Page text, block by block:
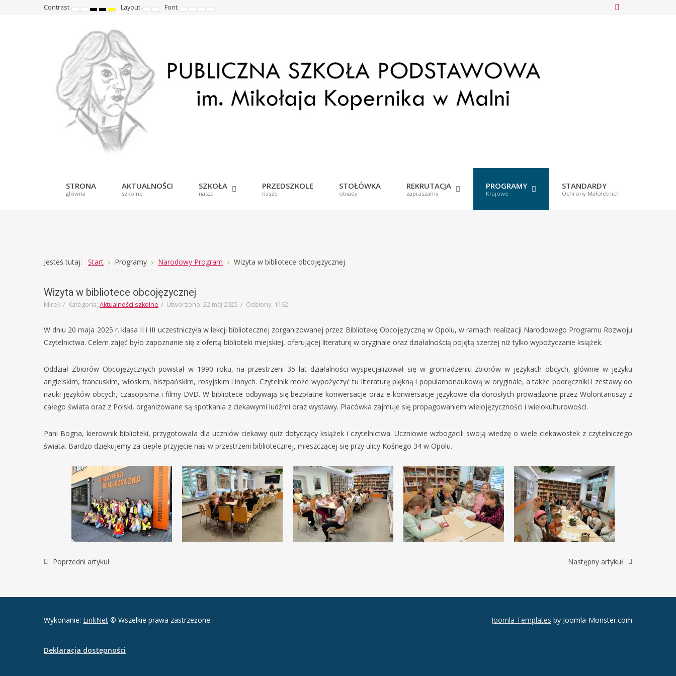
Contrast
Default
NightHigh
white
mode
High
yellow
mode
High
black
mode
Layout
FixedWide
Font
SetSetMake
Set
STRONA
główna
AKTUALNOŚCI
szkolne
SZKOŁA
nasza
PRZEDSZKOLE
nasze
STOŁÓWKA
obiady
REKRUTACJA
zapraszamy
PROGRAMY
Krajowe
STANDARDY
Ochrony Małoletnich
Jesteś tutaj: Start Programy Narodowy Program Wizyta w bibliotece obcojęzycznej
Wizyta w bibliotece obcojęzycznej
Mirek Kategoria: Aktualności szkolne Utworzono: 22 maj 2025 Odsłony: 1162
W dniu 20 maja 2025 r. klasa II i III uczestniczyła w lekcji bibliotecznej zorganizowanej przez Bibliotekę Obcojęzyczną w Opolu, w ramach realizacji Narodowego Programu Rozwoju
Czytelnictwa. Celem zajęć było zapoznanie się z ofertą biblioteki miejskiej, oferującej literaturę w oryginale oraz działalnością pojętą szerzej niż tylko wypożyczanie książek.
Oddział Zbiorów Obcojęzycznych powstał w 1990 roku, na przestrzeni 35 lat działalności wyspecjalizował się w gromadzeniu zbiorów w językach obcych, głównie w języku
angielskim, francuskim, włoskim, hiszpańskim, rosyjskim i innych. Czytelnik może wypożyczyć tu literaturę piękną i popularnonaukową w oryginale, a także podręczniki i zestawy do
nauki języków obcych, czasopisma i filmy DVD. W bibliotece odbywają się bezpłatne konwersacje oraz e-konwersacje językowe dla dorosłych prowadzone przez Wolontariuszy z
całego świata oraz z Polski, organizowane są spotkania z ciekawymi ludźmi oraz wystawy. Placówka zajmuje się propagowaniem wielojęzyczności i wielokulturowości.
Pani Bogna, kierownik biblioteki, przygotowała dla uczniów ciekawy quiz dotyczący książek i czytelnictwa. Uczniowie wzbogacili swoją wiedzę o wiele ciekawostek z czytelniczego
świata. Bardzo dziękujemy za ciepłe przyjęcie nas w przestrzeni bibliotecznej, mieszczącej się przy ulicy Kośnego 34 w Opolu.
Poprzedni artykuł Następny artykuł
Wykonanie: LinkNet © Wszelkie prawa zastrzeżone.
Deklaracja dostępności
Joomla Templates by Joomla-Monster.com